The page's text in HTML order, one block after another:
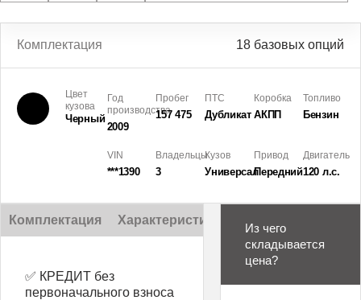
Комплектация 18 базовых опций
Цвет
кузова
Черный
Год
производства
2009
Пробег
157 475
ПТС
Дубликат
Коробка
АКПП
Топливо
Бензин
VIN
***1390
Владельцы
3
Кузов
Универсал
Привод
Передний
Двигатель
120 л.с.
Комплектация Характеристики
✅ КРЕДИТ без
первоначального взноса
Из чего
складывается
цена?